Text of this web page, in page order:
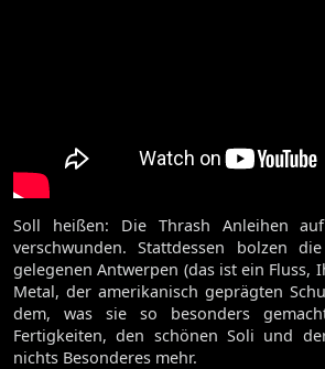
Soll heißen: Die Thrash Anleihen
verschwunden. Stattdessen bolzen
gelegenen Antwerpen (das ist ein Fluss,
Metal, der amerikanisch geprägten
dem, was sie so besonders
Fertigkeiten, den schönen Soli und
nichts Besonderes mehr.